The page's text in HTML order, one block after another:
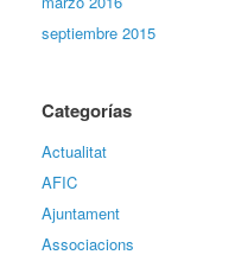
septiembre 2015
Categorías
Actualitat
AFIC
Ajuntament
Associacions